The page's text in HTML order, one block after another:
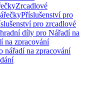
Zrcadlové
Příslušenství pro
pro zrcadlové
díly pro Nářadí na
na zpracování
nářadí na zpracování